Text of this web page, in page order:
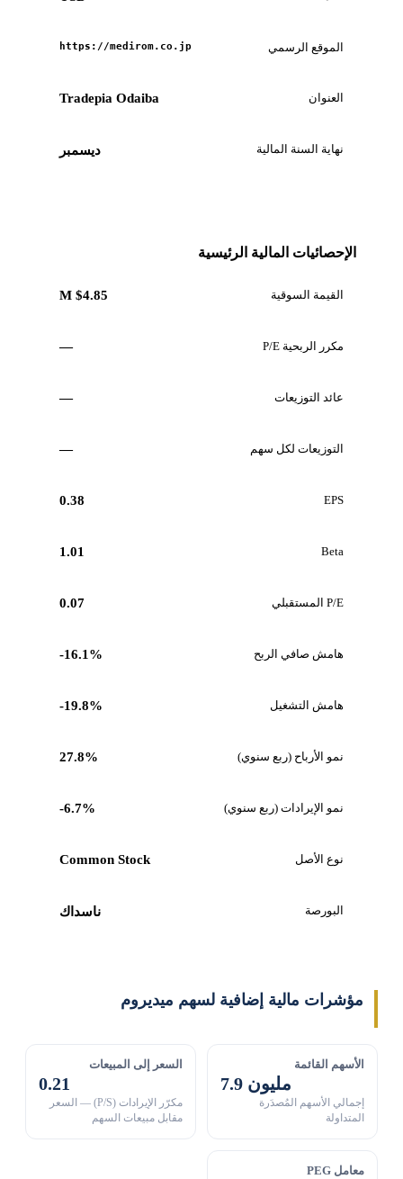
الموقع الرسمي https://medirom.co.jp
العنوان Tradepia Odaiba
نهاية السنة المالية ديسمبر
الإحصائيات المالية الرئيسية
القيمة السوقية $4.85 M
مكرر الربحية P/E —
عائد التوزيعات —
التوزيعات لكل سهم —
EPS
0.38
Beta
1.01
P/E المستقبلي 0.07
هامش صافي الربح -16.1%
هامش التشغيل -19.8%
نمو الأرباح (ربع سنوي) 27.8%
نمو الإيرادات (ربع سنوي) -6.7%
نوع الأصل Common Stock
البورصة ناسداك
مؤشرات مالية إضافية لسهم ميديروم
الأسهم القائمة
7.9 مليون
إجمالي الأسهم المُصدَرة
المتداولة
السعر إلى المبيعات
0.21
مكرّر الإيرادات (P/S) — السعر
مقابل مبيعات السهم
معامل PEG